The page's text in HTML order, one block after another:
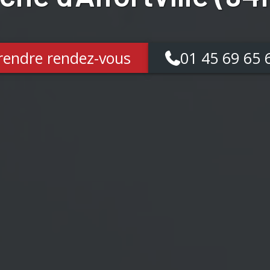
rendez-vous 01 45 69 65